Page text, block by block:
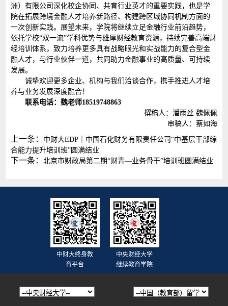
洲）有限公司深化校企协同、共育行业英才的重要实践，也是学
院在拓展跨境金融人才培养新路径、构建跨区域协同机制方面的
一次创新实践。展望未来，学院将继续立足金融行业前沿趋势，
依托学校“双一流”学科优势与雄厚财经教育资源，持续完善高端财
经培训体系，致力培养更多具有战略眼光和实战能力的复合型金
融人才，与行业伙伴一道，共同助力金融事业的高质量、可持续
发展。
诚挚欢迎更多企业、机构与我们洽谈合作，携手推进人才培
养与业务发展深度融合！
联系电话：魏老师18519748863
撰稿人：潘雨丝 魏佩佩
审稿人：蔡如海
上一条：
中财大EDP｜中国石化财务有限责任公司“中基层干部综
合能力提升培训班”圆满结业
下一条：北京市财政局第二期“财青—业务骨干”培训班圆满结业
中财大终身教
育平台
中央财经大学
继续教育学院